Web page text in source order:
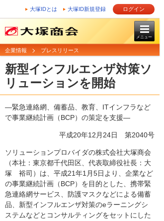
大塚IDとは 大塚ID新規登録 ログイン
メニュー
企業情報 プレスリリース
新型インフルエンザ対策ソ
リューションを開始
―緊急連絡網、備蓄品、教育、ITインフラなど
で事業継続計画（BCP）の策定を支援―
平成20年12月24日 第2040号
ソリューションプロバイダの株式会社大塚商会
（本社：東京都千代田区、代表取締役社長：大
塚 裕司）は、平成21年1月5日より、企業など
の事業継続計画（BCP）を目的とした、携帯緊
急連絡網サービス、防護マスクなどによる備蓄
品、新型インフルエンザ対策のeラーニングシ
ステムなどとコンサルティングをセットにした